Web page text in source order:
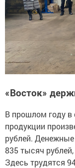
«Восток»
В прошлом году в
продукции
рублей.
835 тысяч
Здесь трудятся